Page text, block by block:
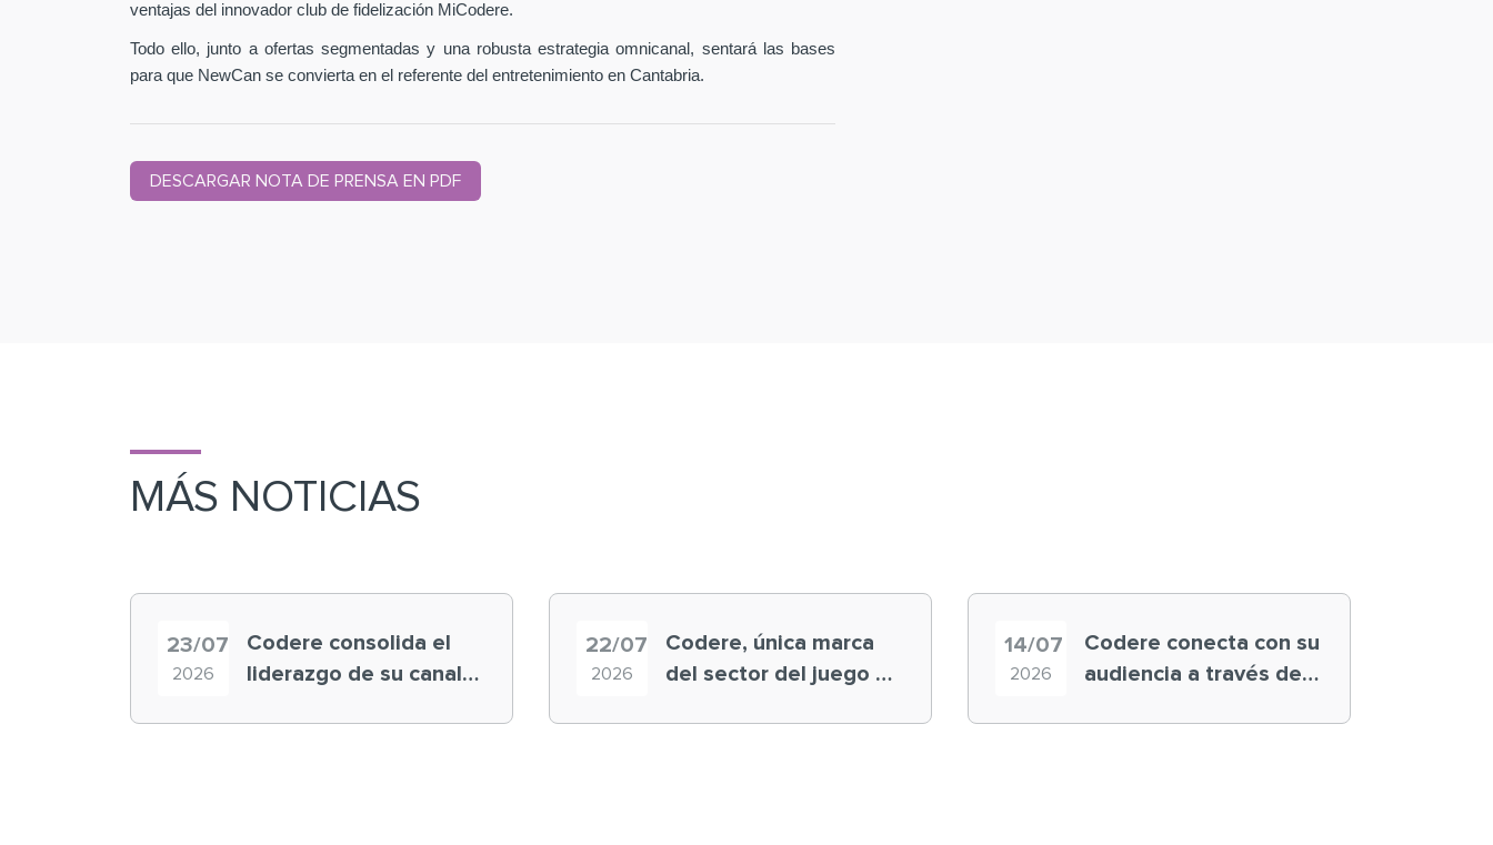
ventajas del innovador club de fidelización MiCodere.
Todo ello, junto a ofertas segmentadas y una robusta estrategia omnicanal, sentará las bases
para que NewCan se convierta en el referente del entretenimiento en Cantabria.
DESCARGAR NOTA DE PRENSA EN PDF
MÁS NOTICIAS
23/07
2026
Codere consolida el
liderazgo de su canal
22/07
2026
Codere, única marca
del sector del juego en
14/07
2026
Codere conecta con su
audiencia a través de